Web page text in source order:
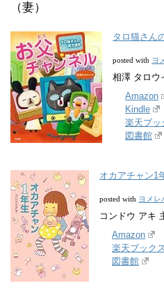
（妻）
タロ猫さん
posted with ヨ
相澤 タロウ
Amazon
Kindle
楽天ブッ
図書館
オカアチャン1
posted with ヨメレ
コンドウ アキ
Amazon
楽天ブック
図書館